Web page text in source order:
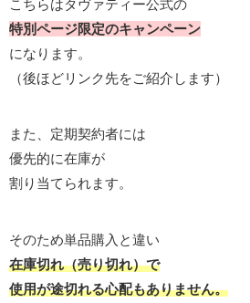
こちらはタヴァティー公式の
特別ページ限定のキャンペーン
になります。
（後ほどリンク先をご紹介します）
また、定期契約者には
優先的に在庫が
割り当てられます。
そのため単品購入と違い
在庫切れ（売り切れ）で
使用が途切れる心配もありません。